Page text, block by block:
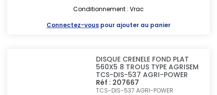
Conditionnement : Vrac
Connectez-vous pour ajouter au panier
DISQUE CRENELE FOND PLAT
560X5 8 TROUS TYPE AGRISEM
TCS-DIS-537 AGRI-POWER
Réf : 207667
TCS-DIS-537AGRI-POWER